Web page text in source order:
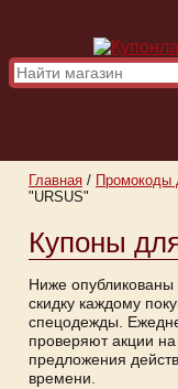
Главная / Промокоды
"URSUS"
Купоны
Ниже
скидку каждому
спецодежды.
проверяют акции на
предложения
времени.